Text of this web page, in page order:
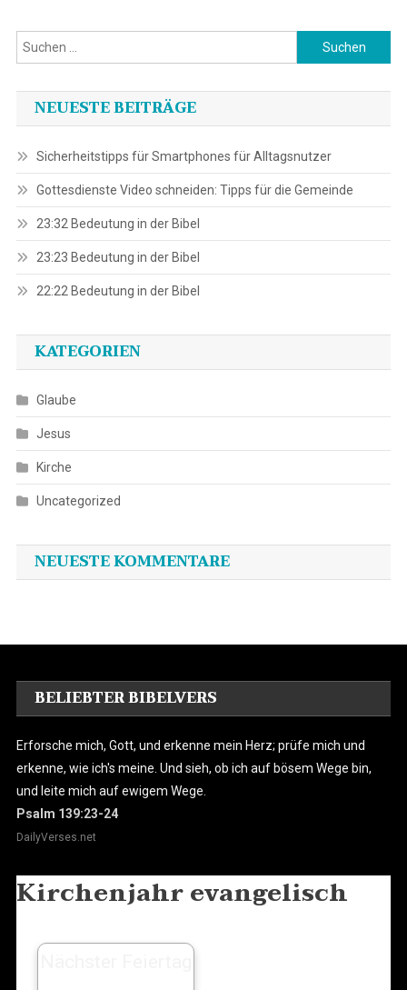
Suchen
nach:
NEUESTE BEITRÄGE
Sicherheitstipps für Smartphones für Alltagsnutzer
Gottesdienste Video schneiden: Tipps für die Gemeinde
23:32 Bedeutung in der Bibel
23:23 Bedeutung in der Bibel
22:22 Bedeutung in der Bibel
KATEGORIEN
Glaube
Jesus
Kirche
Uncategorized
NEUESTE KOMMENTARE
BELIEBTER BIBELVERS
Erforsche mich, Gott, und erkenne mein Herz; prüfe mich und
erkenne, wie ich's meine. Und sieh, ob ich auf bösem Wege bin,
und leite mich auf ewigem Wege.
Psalm 139:23-24
DailyVerses.net
Kirchenjahr evangelisch